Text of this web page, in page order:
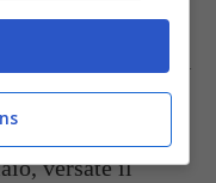
a temperatura
versate il